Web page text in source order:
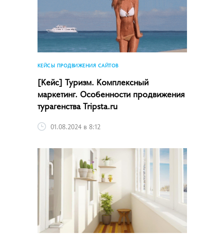
КЕЙСЫ ПРОДВИЖЕНИЯ САЙТОВ
[Кейс] Туризм. Комплексный
маркетинг. Особенности продвижения
турагенства Tripsta.ru
01.08.2024 в 8:12